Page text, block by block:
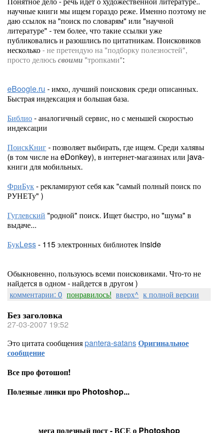
научные книги мы ищем гораздо реже. Именно поэтому не
даю ссылок на "поиск по словарям" или "научной
литературе" - тем более, что такие ссылки уже
публиковались и разошлись по цитатникам. Поисковиков
несколько- не претендую на "подборку полезностей",
просто делюсьсвоими "тропками":
eBoogle.ru - имхо, лучший поисковик среди описанных.
Быстрая индексация и большая база.
Библио- аналогичный сервис, но с меньшей скоростью
индексации
ПоискКниг- позволяет выбирать, где ищем. Среди халявы
(в том числе на eDonkey), в интернет-магазинах или java-
книги для мобильных.
ФриБук- рекламируют себя как "самый полный поиск по
РУНЕТу" )
Гуглевский "родной" поиск. Ищет быстро, но "шума" в
выдаче...
БукLess- 115 электронных библиотек inside
Обыкновенно, пользуюсь всеми поисковиками. Что-то не
найдется в одном - найдется в другом )
комментарии: 0 понравилось! вверх^ к полной версии
Без заголовка
27-03-2007 19:52
Это цитата сообщенияpantera-satansОригинальное
сообщение
Все про фотошоп!
Полезные линки про Photoshop...
мега полезный пост - ВСЕ о Photoshop